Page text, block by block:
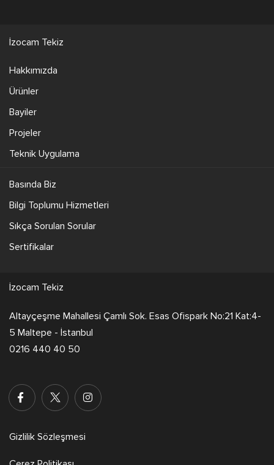
İzocam Tekiz
Hakkımızda
Ürünler
Bayiler
Projeler
Teknik Uygulama
Basında Biz
Bilgi Toplumu Hizmetleri
Sıkça Sorulan Sorular
Sertifikalar
İzocam Tekiz
Altayçeşme Mahallesi Çamlı Sok. Esas Ofispark No:21 Kat:4-
5 Maltepe - İstanbul
0216 440 40 50
Gizlilik Sözleşmesi